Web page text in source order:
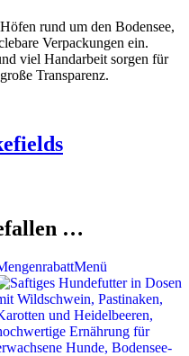
rund um den Bodensee,
Verpackungen ein.
viel Handarbeit sorgen für
Transparenz.
…
Menü